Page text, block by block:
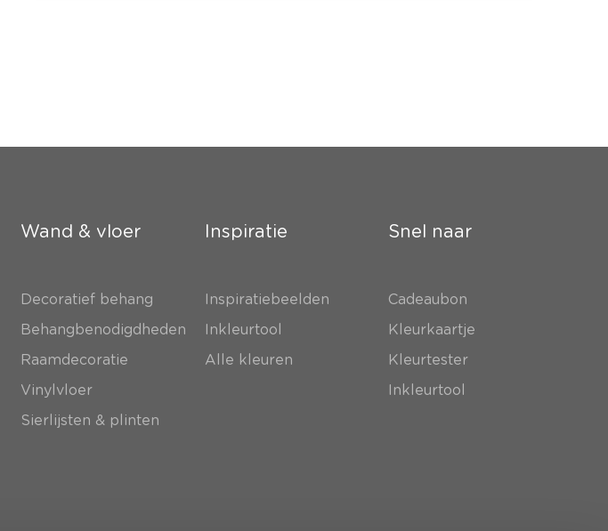
Wand & vloer
Decoratief behang
Behangbenodigdheden
Raamdecoratie
Vinylvloer
Sierlijsten & plinten
Inspiratie
Inspiratiebeelden
Inkleurtool
Alle kleuren
Snel naar
Cadeaubon
Kleurkaartje
Kleurtester
Inkleurtool